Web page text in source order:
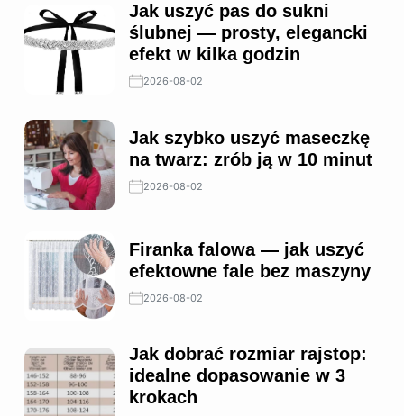
Jak uszyć pas do sukni
ślubnej — prosty, elegancki
efekt w kilka godzin
2026-08-02
Jak szybko uszyć maseczkę
na twarz: zrób ją w 10 minut
2026-08-02
Firanka falowa — jak uszyć
efektowne fale bez maszyny
2026-08-02
Jak dobrać rozmiar rajstop:
idealne dopasowanie w 3
krokach